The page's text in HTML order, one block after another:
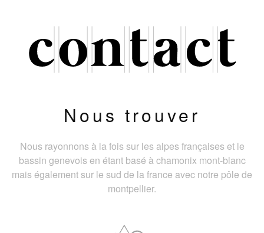
Nous trouver
Nous rayonnons à la fois sur les alpes françaises et le
bassin genevois en étant basé à chamonix mont-blanc
mais également sur le sud de la france avec notre pôle de
montpellier.